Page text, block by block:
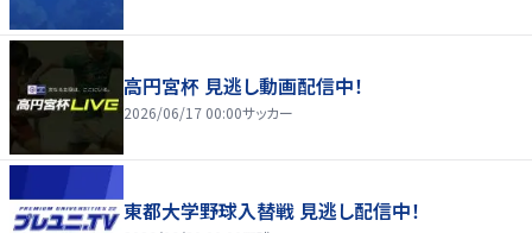
高円宮杯 見逃し動画配信中！
2026/06/17 00:00サッカー
東都大学野球入替戦 見逃し配信中！